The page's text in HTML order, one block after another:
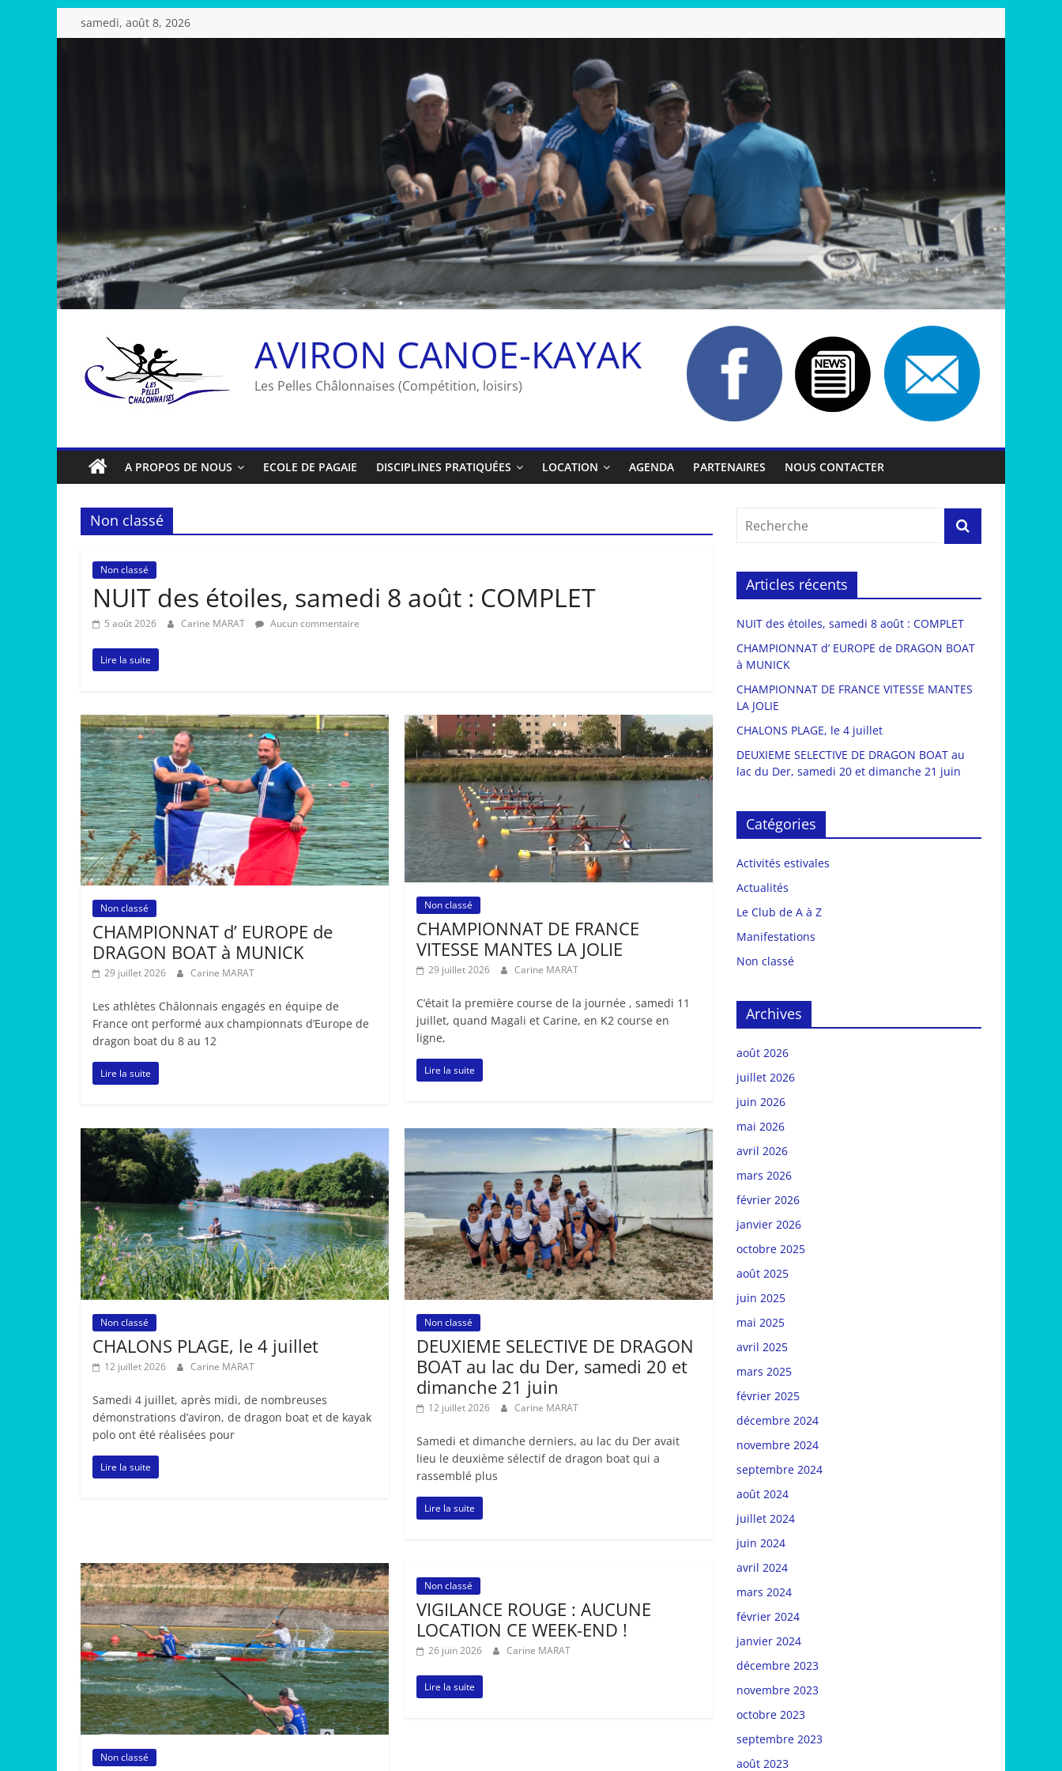
Passer
au
samedi, août 8, 2026
AVIRON CANOE-KAYAK
Les Pelles Châlonnaises (Compétition, loisirs)
A PROPOS DE NOUS ECOLE DE PAGAIE DISCIPLINES PRATIQUÉES LOCATION AGENDA PARTENAIRES NOUS CONTACTER
Non classé
Non classé
NUIT des étoiles, samedi 8 août : COMPLET
5 août 2026 Carine MARAT Aucun commentaire
Lire la suite
Non classé
CHAMPIONNAT d’ EUROPE de
DRAGON BOAT à MUNICK
29 juillet 2026 Carine MARAT
Les athlètes Châlonnais engagés en équipe de
France ont performé aux championnats d’Europe de
dragon boat du 8 au 12
Lire la suite
Non classé
CHAMPIONNAT DE FRANCE
VITESSE MANTES LA JOLIE
29 juillet 2026 Carine MARAT
C’était la première course de la journée , samedi 11
juillet, quand Magali et Carine, en K2 course en
ligne,
Lire la suite
Non classé
CHALONS PLAGE, le 4 juillet
12 juillet 2026 Carine MARAT
Samedi 4 juillet, après midi, de nombreuses
démonstrations d’aviron, de dragon boat et de kayak
polo ont été réalisées pour
Lire la suite
Non classé
DEUXIEME SELECTIVE DE DRAGON
BOAT au lac du Der, samedi 20 et
dimanche 21 juin
12 juillet 2026 Carine MARAT
Samedi et dimanche derniers, au lac du Der avait
lieu le deuxième sélectif de dragon boat qui a
rassemblé plus
Lire la suite
Non classé
Non classé
VIGILANCE ROUGE : AUCUNE
LOCATION CE WEEK-END !
26 juin 2026 Carine MARAT
Lire la suite
Articles récents
NUIT des étoiles, samedi 8 août : COMPLET
CHAMPIONNAT d’ EUROPE de DRAGON BOAT
à MUNICK
CHAMPIONNAT DE FRANCE VITESSE MANTES
LA JOLIE
CHALONS PLAGE, le 4 juillet
DEUXIEME SELECTIVE DE DRAGON BOAT au
lac du Der, samedi 20 et dimanche 21 juin
Catégories
Activités estivales
Actualités
Le Club de A à Z
Manifestations
Non classé
Archives
août 2026
juillet 2026
juin 2026
mai 2026
avril 2026
mars 2026
février 2026
janvier 2026
octobre 2025
août 2025
juin 2025
mai 2025
avril 2025
mars 2025
février 2025
décembre 2024
novembre 2024
septembre 2024
août 2024
juillet 2024
juin 2024
avril 2024
mars 2024
février 2024
janvier 2024
décembre 2023
novembre 2023
octobre 2023
septembre 2023
août 2023